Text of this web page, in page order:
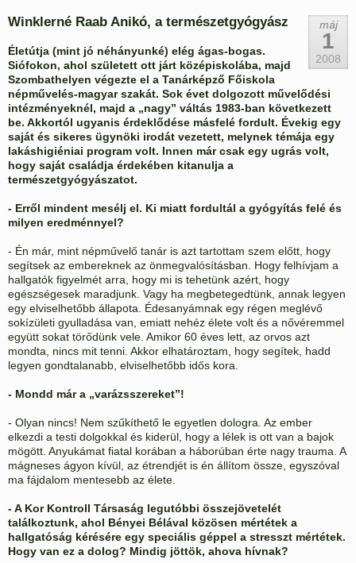
máj
1
2008
Winklerné Raab Anikó, a természetgyógyász
Életútja (mint jó néhányunké) elég ágas-bogas.
Siófokon, ahol született ott járt középiskolába, majd
Szombathelyen végezte el a Tanárképző Főiskola
népművelés-magyar szakát. Sok évet dolgozott művelődési
intézményeknél, majd a „nagy” váltás 1983-ban következett
be. Akkortól ugyanis érdeklődése másfelé fordult. Évekig egy
saját és sikeres ügynöki irodát vezetett, melynek témája egy
lakáshigiéniai program volt. Innen már csak egy ugrás volt,
hogy saját családja érdekében kitanulja a
természetgyógyászatot.
- Erről mindent mesélj el. Ki miatt fordultál a gyógyítás felé és
milyen eredménnyel?
- Én már, mint népművelő tanár is azt tartottam szem előtt, hogy
segítsek az embereknek az önmegvalósításban. Hogy felhívjam a
hallgatók figyelmét arra, hogy mi is tehetünk azért, hogy
egészségesek maradjunk. Vagy ha megbetegedtünk, annak legyen
egy elviselhetőbb állapota. Édesanyámnak egy régen meglévő
sokízületi gyulladása van, emiatt nehéz élete volt és a nővéremmel
együtt sokat törődünk vele. Amikor 60 éves lett, az orvos azt
mondta, nincs mit tenni. Akkor elhatároztam, hogy segítek, hadd
legyen gondtalanabb, elviselhetőbb idős kora.
- Mondd már a „varázsszereket”!
- Olyan nincs! Nem szűkíthető le egyetlen dologra. Az ember
elkezdi a testi dolgokkal és kiderül, hogy a lélek is ott van a bajok
mögött. Anyukámat fiatal korában a háborúban érte nagy trauma. A
mágneses ágyon kívül, az étrendjét is én állítom össze, egyszóval
ma fájdalom mentesebb az élete.
- A Kor Kontroll Társaság legutóbbi összejövetelét
találkoztunk, ahol Bényei Bélával közösen mértétek a
hallgatóság kérésére egy speciális géppel a stresszt mértétek.
Hogy van ez a dolog? Mindig jöttök, ahova hívnak?